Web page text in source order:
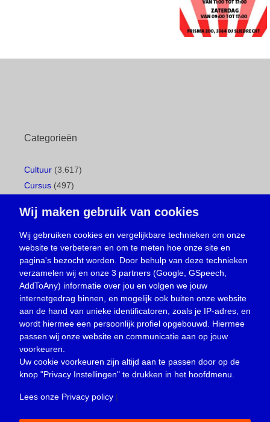
Categorieën
Cultuur (3.617)
Cursus (497)
Gemeentepagina(104)
Ingezonden brief(539)
Media(156)
Nieuws (23.330)
Oproep(734)
Overlijden(39)
Podcast(18)
prijsvraag (5)
Religie (1.438)
Service(226)
Wij maken gebruik van cookies
Wij gebruiken cookies en vergelijkbare technieken om onze
website te verbeteren en om te meten hoe onze site en
pagina's bezocht worden. Door behulp van deze technieken
verzamelen wij en onze 3 partners (Google, GSpeech,
AddToAny) informatie over jou en volgen we jouw
internetgedrag binnen, en mogelijk ook buiten onze website
aan de hand van unieke identificatoren, zoals je IP-adres, en
wordt hiermee een persoonlijk profiel opgebouwd. Hiermee
passen wij onze website en communicatie aan op jouw
voorkeuren.
Uw cookie voorkeuren zijn altijd aan te passen door op de
knop "Privacy Instellingen" te drukken in het hoofdmenu.
Lees onze Privacy policy |